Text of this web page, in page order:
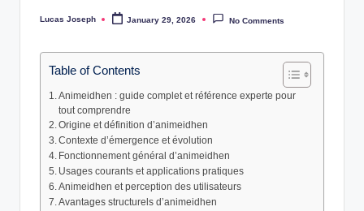
Posted
Lucas Joseph January 29, 2026 No Comments
Table of Contents
Animeidhen : guide complet et référence experte pour
tout comprendre
Origine et définition d’animeidhen
Contexte d’émergence et évolution
Fonctionnement général d’animeidhen
Usages courants et applications pratiques
Animeidhen et perception des utilisateurs
Avantages structurels d’animeidhen